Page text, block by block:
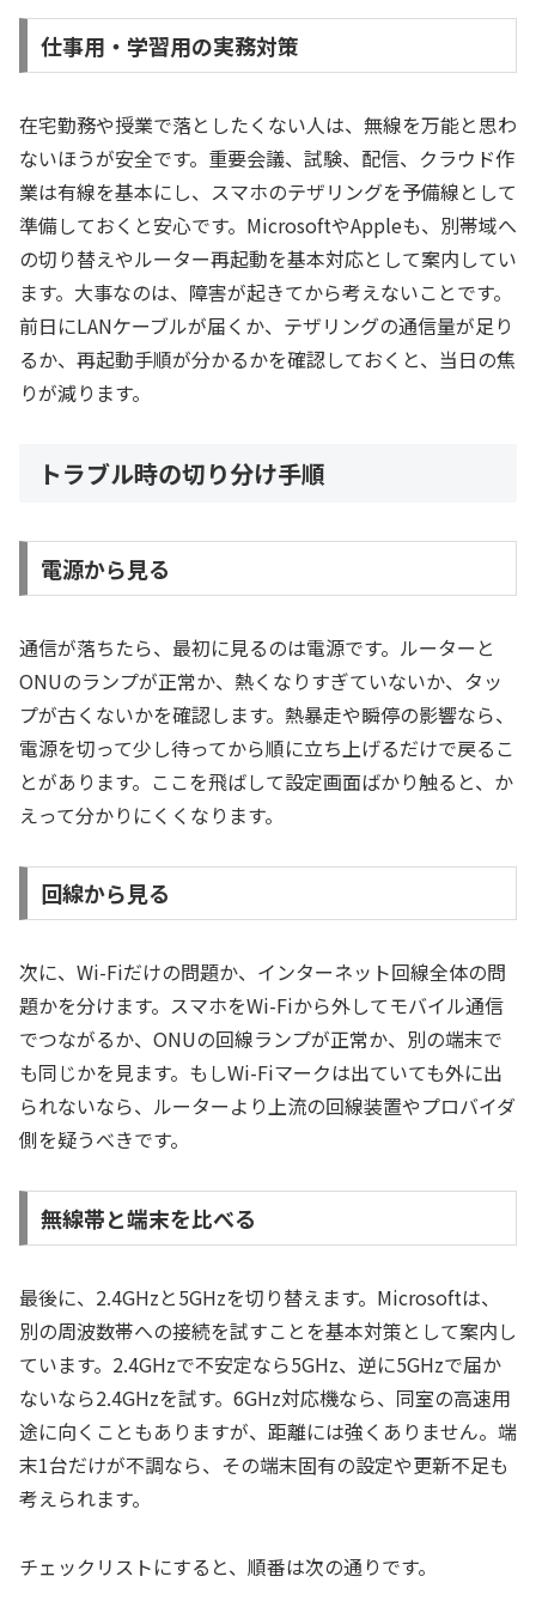
仕事用・学習用の実務対策
在宅勤務や授業で落としたくない人は、無線を万能と思わ
ないほうが安全です。重要会議、試験、配信、クラウド作
業は有線を基本にし、スマホのテザリングを予備線として
準備しておくと安心です。MicrosoftやAppleも、別帯域へ
の切り替えやルーター再起動を基本対応として案内してい
ます。大事なのは、障害が起きてから考えないことです。
前日にLANケーブルが届くか、テザリングの通信量が足り
るか、再起動手順が分かるかを確認しておくと、当日の焦
りが減ります。
トラブル時の切り分け手順
電源から見る
通信が落ちたら、最初に見るのは電源です。ルーターと
ONUのランプが正常か、熱くなりすぎていないか、タッ
プが古くないかを確認します。熱暴走や瞬停の影響なら、
電源を切って少し待ってから順に立ち上げるだけで戻るこ
とがあります。ここを飛ばして設定画面ばかり触ると、か
えって分かりにくくなります。
回線から見る
次に、Wi-Fiだけの問題か、インターネット回線全体の問
題かを分けます。スマホをWi-Fiから外してモバイル通信
でつながるか、ONUの回線ランプが正常か、別の端末で
も同じかを見ます。もしWi-Fiマークは出ていても外に出
られないなら、ルーターより上流の回線装置やプロバイダ
側を疑うべきです。
無線帯と端末を比べる
最後に、2.4GHzと5GHzを切り替えます。Microsoftは、
別の周波数帯への接続を試すことを基本対策として案内し
ています。2.4GHzで不安定なら5GHz、逆に5GHzで届か
ないなら2.4GHzを試す。6GHz対応機なら、同室の高速用
途に向くこともありますが、距離には強くありません。端
末1台だけが不調なら、その端末固有の設定や更新不足も
考えられます。
チェックリストにすると、順番は次の通りです。